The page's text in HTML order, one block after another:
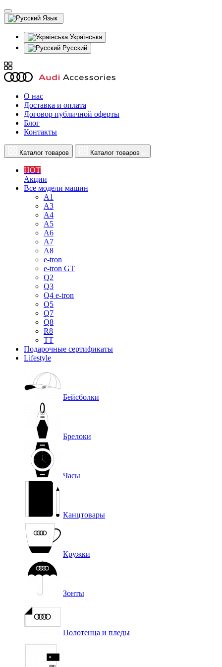
Язык
Українська
Русский
О нас
Доставка и оплата
Договор публичной оферты
Блог
Контакты
Каталог товаров Каталог товаров
HOT
Акции
Все модели машин
A1
A3
A4
A5
A6
A7
A8
e-tron
e-tron GT
Q2
Q3
Q4 e-tron
Q5
Q7
Q8
R8
TT
Подарочные сертификаты
Lifestyle
Бейсболки
Брелоки
Часы
Канцтовары
Кружки
Зонты
Полотенца и пледы